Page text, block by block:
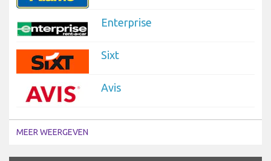
Enterprise
Sixt
Avis
MEER WEERGEVEN